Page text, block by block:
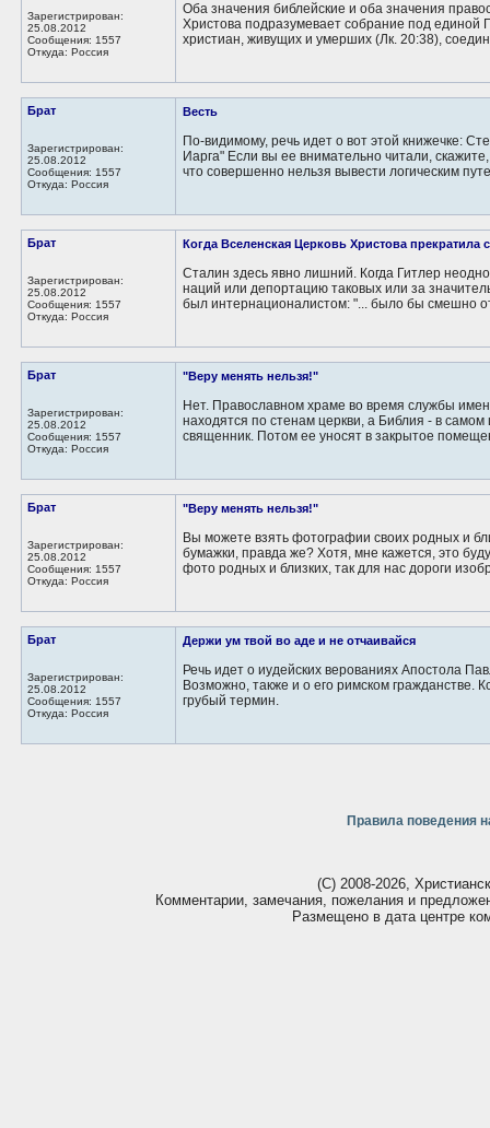
Зарегистрирован:
25.08.2012
Сообщения: 1557
Откуда: Россия
Оба значения библейские и оба значения
Христова подразумевает собрание под единой
христиан, живущих и умерших (Лк. 20:38),
Брат
Зарегистрирован:
25.08.2012
Сообщения: 1557
Откуда: Россия
Весть
По-видимому, речь идет о вот этой книжечке:
Иарга" Если вы ее внимательно читали,
что совершенно нельзя вывести логическим
Брат
Зарегистрирован:
25.08.2012
Сообщения: 1557
Откуда: Россия
Когда Вселенская Церковь Христова прекратила
Сталин здесь явно лишний. Когда Гитлер
наций или депортацию таковых или за
был интернационалистом: "... было бы смешно
Брат
Зарегистрирован:
25.08.2012
Сообщения: 1557
Откуда: Россия
"Веру менять нельзя!"
Нет. Православном храме во время службы
находятся по стенам церкви, а Библия - в
священник. Потом ее уносят в закрытое
Брат
Зарегистрирован:
25.08.2012
Сообщения: 1557
Откуда: Россия
"Веру менять нельзя!"
Вы можете взять фотографии своих родных и
бумажки, правда же? Хотя, мне кажется, это
фото родных и близких, так для нас дороги
Брат
Зарегистрирован:
25.08.2012
Сообщения: 1557
Откуда: Россия
Держи ум твой во аде и не отчаивайся
Речь идет о иудейских верованиях Апостола
Возможно, также и о его римском гражданстве.
грубый термин.
Правила поведения
(С) 2008-2026,
Комментарии, замечания, пожелания и
Размещено в дата центре